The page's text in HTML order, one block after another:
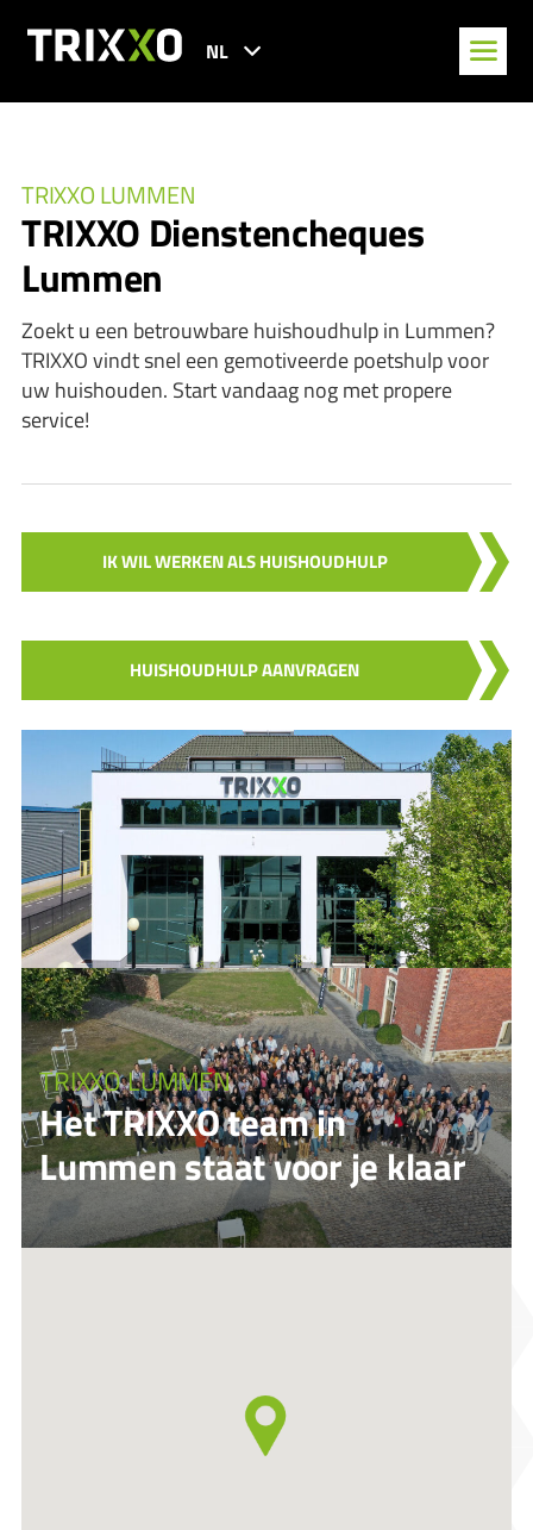
NL
TRIXXO LUMMEN
TRIXXO Dienstencheques
Lummen
Zoekt u een betrouwbare huishoudhulp in Lummen?
TRIXXO vindt snel een gemotiveerde poetshulp voor
uw huishouden. Start vandaag nog met propere
service!
IK WIL WERKEN ALS HUISHOUDHULP
HUISHOUDHULP AANVRAGEN
TRIXXO LUMMEN
Het TRIXXO team in
Lummen staat voor je klaar